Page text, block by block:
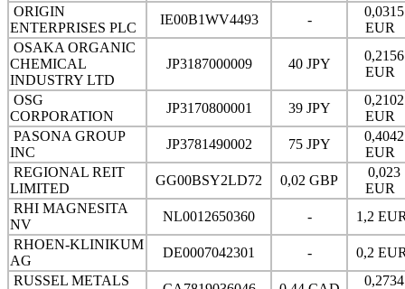
ORIGIN
ENTERPRISES PLC
IE00B1WV4493 -
0,0315
EUR
OSAKA ORGANIC
CHEMICAL
INDUSTRY LTD
JP3187000009 40 JPY
0,2156
EUR
OSG
CORPORATION
JP3170800001 39 JPY
0,2102
EUR
PASONA GROUP
INC
JP3781490002 75 JPY
0,4042
EUR
REGIONAL REIT
LIMITED
GG00BSY2LD72 0,02 GBP
0,023
EUR
RHI MAGNESITA
NV
NL0012650360 -
1,2
RHOEN-KLINIKUM
AG
DE0007042301 -
0,2
RUSSEL METALS
0,2734